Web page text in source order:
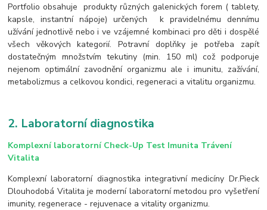
Portfolio obsahuje produkty různých galenických forem ( tablety,
kapsle, instantní nápoje) určených k pravidelnému dennímu
užívání jednotlivě nebo i ve vzájemné kombinaci pro děti i dospělé
všech věkových kategorií. Potravní doplňky je potřeba zapít
dostatečným množstvím tekutiny (min. 150 ml) což podporuje
nejenom optimální zavodnění organizmu ale i imunitu, zažívání,
metabolizmus a celkovou kondici, regeneraci a vitalitu organizmu.
2. Laboratorní diagnostika
Komplexní laboratorní Check-Up Test Imunita Trávení
Vitalita
Komplexní laboratorní diagnostika integrativní medicíny Dr.Pieck
Dlouhodobá Vitalita je moderní laboratorní metodou pro vyšetření
imunity, regenerace - rejuvenace a vitality organizmu.